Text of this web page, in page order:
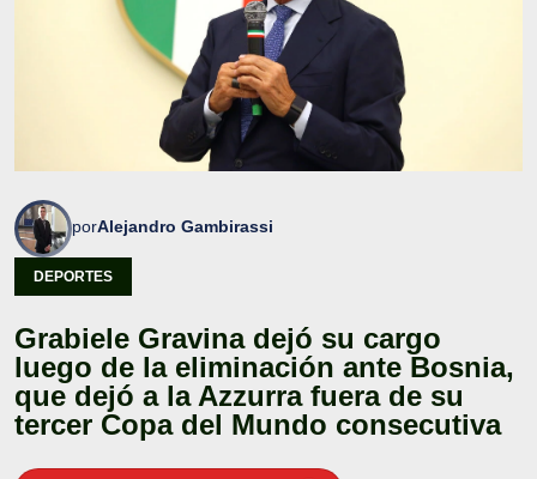
porAlejandro Gambirassi
DEPORTES
Grabiele Gravina dejó su cargo
luego de la eliminación ante Bosnia,
que dejó a la Azzurra fuera de su
tercer Copa del Mundo consecutiva